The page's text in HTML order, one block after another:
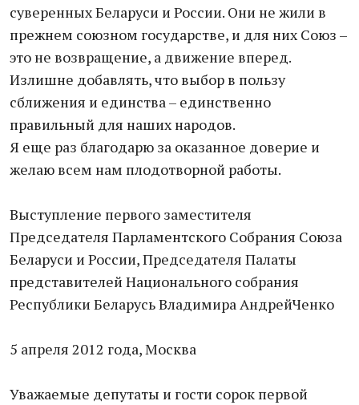
суверенных Беларуси и России. Они не жили в
прежнем союзном государстве, и для них Союз –
это не возвращение, а движение вперед.
Излишне добавлять, что выбор в пользу
сближения и единства – единственно
правильный для наших народов.
Я еще раз благодарю за оказанное доверие и
желаю всем нам плодотворной работы.
Выступление первого заместителя
Председателя Парламентского Собрания Союза
Беларуси и России, Председателя Палаты
представителей Национального собрания
Республики Беларусь Владимира АндрейЧенко
5 апреля 2012 года, Москва
Уважаемые депутаты и гости сорок первой